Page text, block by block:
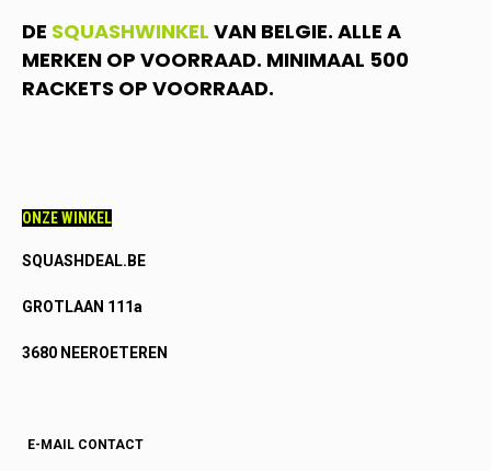
DE SQUASHWINKEL VAN BELGIE. ALLE A
MERKEN OP VOORRAAD. MINIMAAL 500
RACKETS OP VOORRAAD.
ONZE WINKEL
SQUASHDEAL.BE
GROTLAAN 111a
3680 NEEROETEREN
E-MAIL CONTACT